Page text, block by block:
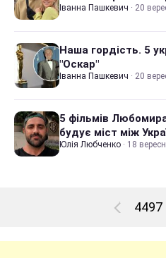
Іванна Пашкевич · 20
Наша гордість. 5
"Оскар"
Іванна Пашкевич · 20
5 фільмів
будує міст між
Юлія Любченко · 18
4497